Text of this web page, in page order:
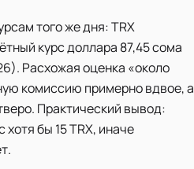
того же дня: TRX
курс доллара 87,45 сома
Расхожая оценка «около
комиссию примерно вдвое, а
Практический вывод:
бы 15 TRX, иначе